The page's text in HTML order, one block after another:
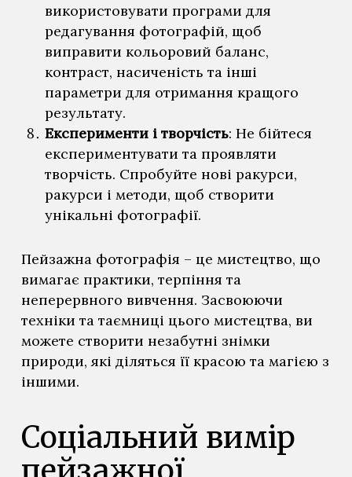
використовувати програми для
редагування фотографій, щоб
виправити кольоровий баланс,
контраст, насиченість та інші
параметри для отримання кращого
результату.
Експерименти і творчість: Не бійтеся
експериментувати та проявляти
творчість. Спробуйте нові ракурси,
ракурси і методи, щоб створити
унікальні фотографії.
Пейзажна фотографія – це мистецтво, що
вимагає практики, терпіння та
неперервного вивчення. Засвоюючи
техніки та таємниці цього мистецтва, ви
можете створити незабутні знімки
природи, які діляться її красою та магією з
іншими.
Соціальний вимір